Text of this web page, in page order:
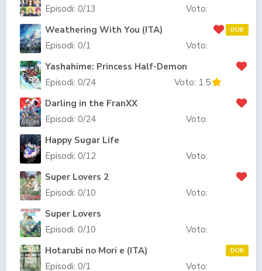
Voto:
Episodi: 0/13
Weathering With You (ITA)
DUB
Voto:
Episodi: 0/1
Yashahime: Princess Half-Demon
Voto: 1.5
Episodi: 0/24
Darling in the FranXX
Voto:
Episodi: 0/24
Happy Sugar Life
Voto:
Episodi: 0/12
Super Lovers 2
Voto:
Episodi: 0/10
Super Lovers
Voto:
Episodi: 0/10
Hotarubi no Mori e (ITA)
DUB
Voto:
Episodi: 0/1